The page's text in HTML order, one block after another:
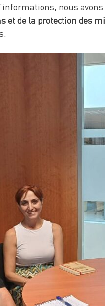
nous
et de la protection des